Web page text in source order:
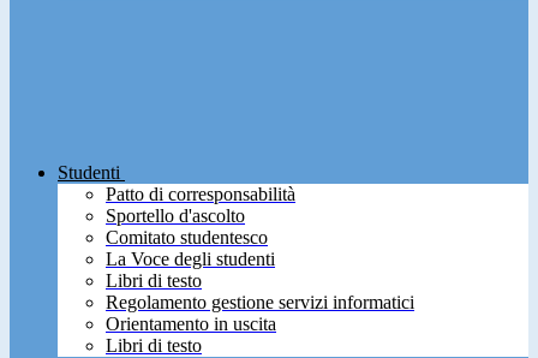
Studenti
Patto di corresponsabilità
Sportello d'ascolto
Comitato studentesco
La Voce degli studenti
Libri di testo
Regolamento gestione servizi informatici
Orientamento in uscita
Libri di testo